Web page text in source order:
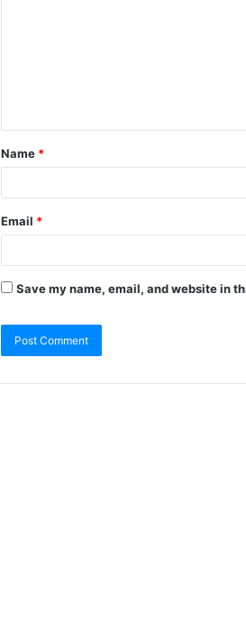
Name *
Email *
Save my name, email, and website in